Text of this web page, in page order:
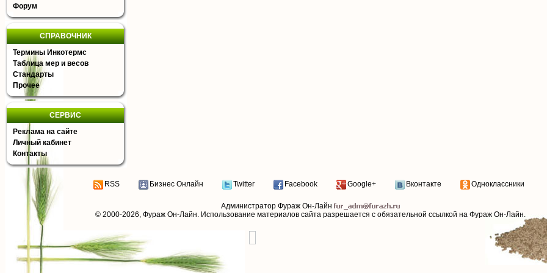
Форум
СПРАВОЧНИК
Термины Инкотермс
Таблица мер и весов
Стандарты
Прочее
СЕРВИС
Реклама на сайте
Личный кабинет
Контакты
RSS Бизнес Онлайн Twitter Facebook Google+ Вконтакте Одноклассники
Администратор Фураж Он-Лайн
© 2000-2026, Фураж Он-Лайн. Использование материалов сайта разрешается с обязательной ссылкой на Фураж Он-Лайн.